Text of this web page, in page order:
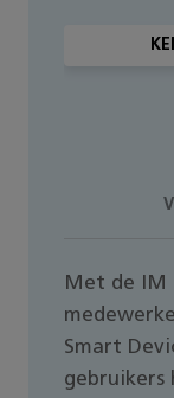
Met de IM
Smart
gebruikers